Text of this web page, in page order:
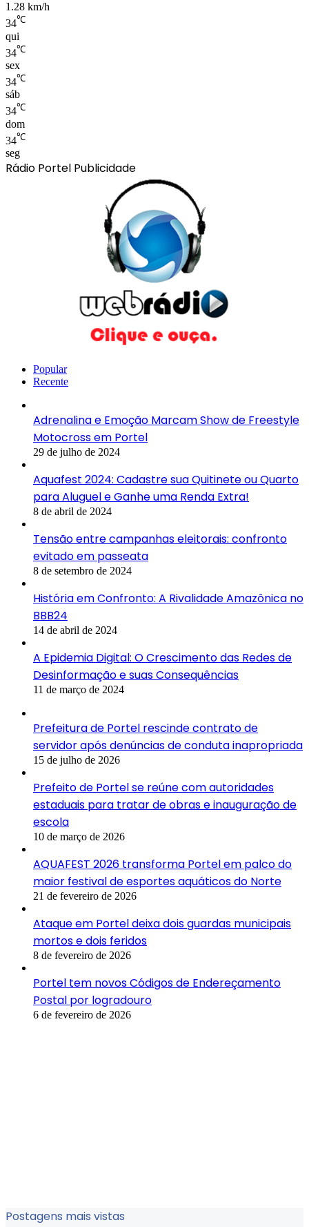
1.28 km/h
34℃
qui
34℃
sex
34℃
sáb
34℃
dom
34℃
seg
Rádio Portel Publicidade
Popular
Recente
Adrenalina e Emoção Marcam Show de Freestyle
Motocross em Portel
29 de julho de 2024
Aquafest 2024: Cadastre sua Quitinete ou Quarto
para Aluguel e Ganhe uma Renda Extra!
8 de abril de 2024
Tensão entre campanhas eleitorais: confronto
evitado em passeata
8 de setembro de 2024
História em Confronto: A Rivalidade Amazônica no
BBB24
14 de abril de 2024
A Epidemia Digital: O Crescimento das Redes de
Desinformação e suas Consequências
11 de março de 2024
Prefeitura de Portel rescinde contrato de
servidor após denúncias de conduta inapropriada
15 de julho de 2026
Prefeito de Portel se reúne com autoridades
estaduais para tratar de obras e inauguração de
escola
10 de março de 2026
AQUAFEST 2026 transforma Portel em palco do
maior festival de esportes aquáticos do Norte
21 de fevereiro de 2026
Ataque em Portel deixa dois guardas municipais
mortos e dois feridos
8 de fevereiro de 2026
Portel tem novos Códigos de Endereçamento
Postal por logradouro
6 de fevereiro de 2026
Postagens mais vistas